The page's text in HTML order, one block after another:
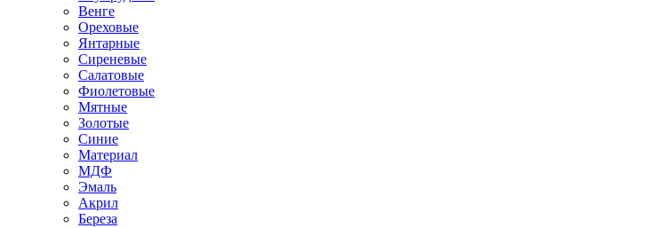
Венге
Ореховые
Янтарные
Сиреневые
Салатовые
Фиолетовые
Мятные
Золотые
Синие
Материал
МДФ
Эмаль
Акрил
Береза